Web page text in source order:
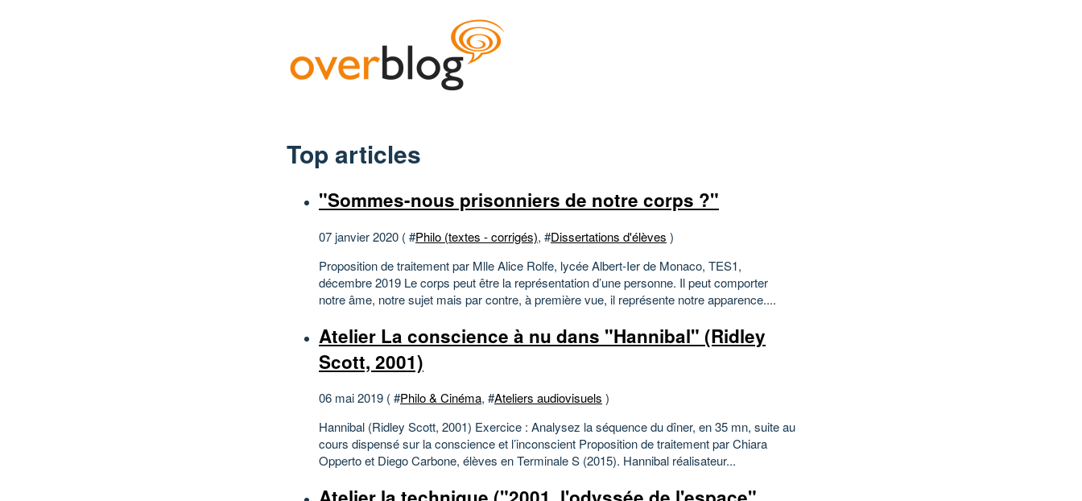
Top articles
"Sommes-nous prisonniers de notre corps ?"
07 janvier 2020 ( #Philo (textes - corrigés), #Dissertations d'élèves )
Proposition de traitement par Mlle Alice Rolfe, lycée Albert-Ier de Monaco, TES1,
décembre 2019 Le corps peut être la représentation d’une personne. Il peut comporter
notre âme, notre sujet mais par contre, à première vue, il représente notre apparence....
Atelier La conscience à nu dans "Hannibal" (Ridley
Scott, 2001)
06 mai 2019 ( #Philo & Cinéma, #Ateliers audiovisuels )
Hannibal (Ridley Scott, 2001) Exercice : Analysez la séquence du dîner, en 35 mn, suite au
cours dispensé sur la conscience et l’inconscient Proposition de traitement par Chiara
Opperto et Diego Carbone, élèves en Terminale S (2015). Hannibal réalisateur...